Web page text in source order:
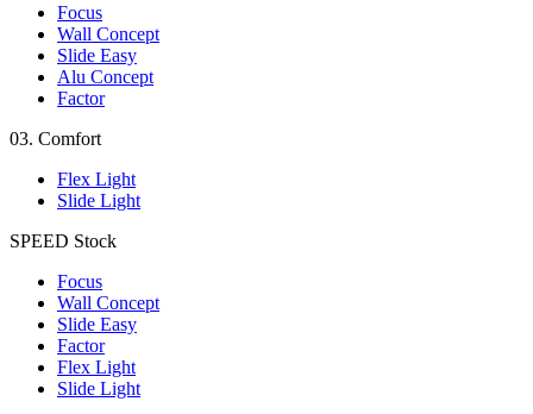
Focus
Wall Concept
Slide Easy
Alu Concept
Factor
03. Comfort
Flex Light
Slide Light
SPEED Stock
Focus
Wall Concept
Slide Easy
Factor
Flex Light
Slide Light